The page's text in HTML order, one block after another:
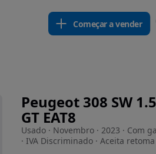
Começar a vender
Peugeot 308 SW
GT EAT8
Usado · Novembro · 2023 · Com
· IVA Discriminado · Aceita retoma